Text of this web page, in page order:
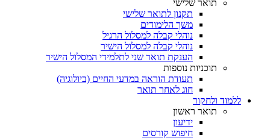
תואר שלישי
תקנון לתואר שלישי
משך הלימודים
נוהלי קבלה למסלול הרגיל
נוהלי קבלה למסלול הישיר
הענקת תואר שני לתלמידי המסלול הישיר
תוכניות נוספות
תעודת הוראה במדעי החיים (ביולוגיה)
חוג לאחר תואר
ללמוד ולחקור
תואר ראשון
ידיעון
חיפוש קורסים